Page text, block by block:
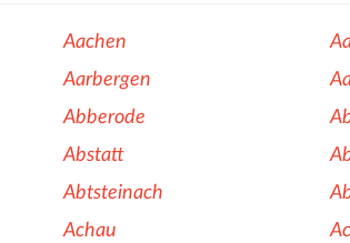
Aachen
Aarbergen
Abberode
Abstatt
Abtsteinach
Achau